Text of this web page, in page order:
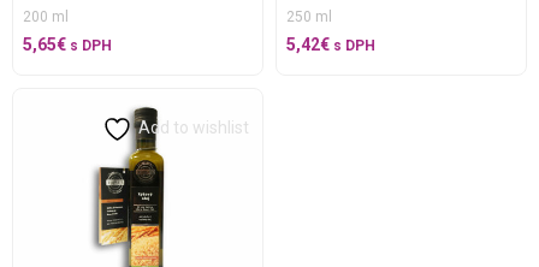
200 ml
5,65€ s DPH
250 ml
5,42€ s DPH
Add to wishlist